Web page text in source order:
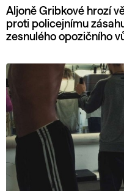
Aljoně Gribkové hrozí
proti policejnímu
zesnulého opozičního